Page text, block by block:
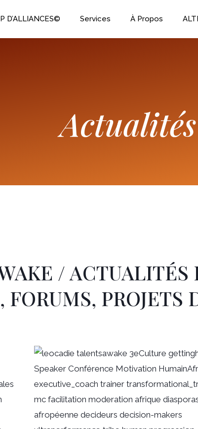
D’ALLIANCES© Services À Propos
Actualités
/ ACTUALITÉS
FORUMS, PROJETS
PagePage